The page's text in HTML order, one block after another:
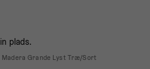
plads.
Madera Grande Lyst Træ/Sort